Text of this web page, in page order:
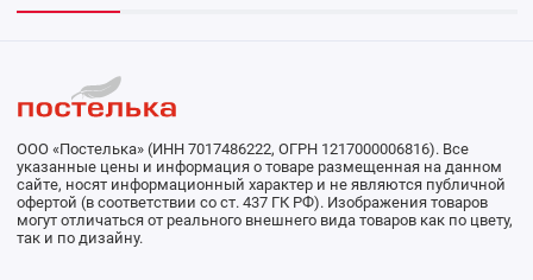
ООО «Постелька» (ИНН 7017486222, ОГРН 1217000006816). Все
указанные цены и информация о товаре размещенная на данном
сайте, носят информационный характер и не являются публичной
офертой (в соответствии со ст. 437 ГК РФ). Изображения товаров
могут отличаться от реального внешнего вида товаров как по цвету,
так и по дизайну.